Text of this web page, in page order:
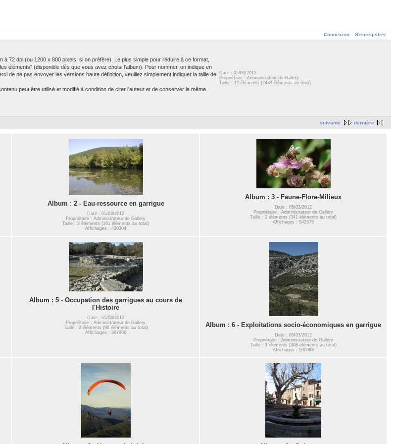
Connexion S'enregistrer
72 dpi (ou 1200 x 800 pixels, si on préfère). Le plus simple pour réduire à ce format,
éléments" (disponible dès que vous avez choisi l'album). Pour nommer, on indique en
de ne pas envoyer les versions haute définition, veuillez simplement indiquer la taille de
peut être utilisé et modifié à condition de citer l'auteur et de conserver la même
Date : 05/03/2012
Propriétaire : Administrateur de Gallery
Taille : 12 éléments (2433 éléments au total)
suivante dernière
Album : 2 - Eau-ressource en garrigue
Date : 05/03/2012
Propriétaire : Administrateur de Gallery
Taille : 2 éléments (161 éléments au total)
Affichages : 430304
Album : 3 - Faune-Flore-Milieux
Date : 05/03/2012
Propriétaire : Administrateur de Gallery
Taille : 2 éléments (341 éléments au total)
Affichages : 542575
Album : 5 - Occupation des garrigues au cours de
l'Histoire
Date : 05/03/2012
Propriétaire : Administrateur de Gallery
Taille : 2 éléments (96 éléments au total)
Affichages : 397966
Album : 6 - Exploitations socio-économiques en garrigue
Date : 05/03/2012
Propriétaire : Administrateur de Gallery
Taille : 3 éléments (308 éléments au total)
Affichages : 596983